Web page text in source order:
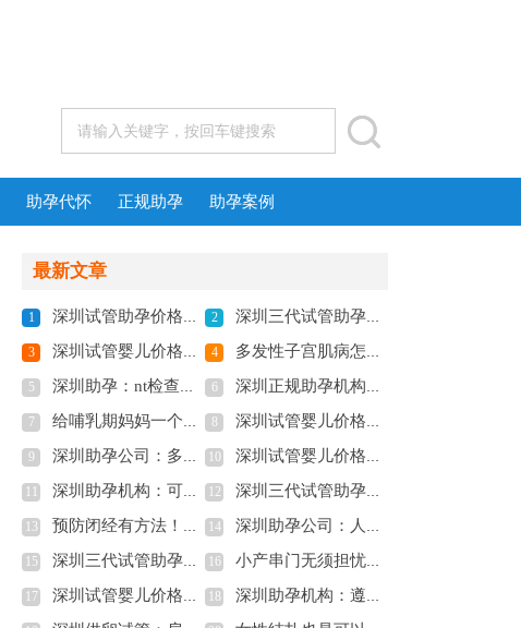
助孕代怀 正规助孕 助孕案例
最新文章
1 深圳试管助孕价格：内膜形态不好对宫腔灌注有影响，会影响到手术效果并非空穴来风 2 深圳三代试管助孕：2023潮州中心医院试管婴儿流程指南，助孕成功率预估
3 深圳试管婴儿价格：2023赣州市妇保院试管婴儿全方位指南，附成功率参考 4 多发性子宫肌病怎么回事？患者应积极接受治疗
5 深圳助孕：nt检查费用一般不到三百，不同医院收费有差异 6 深圳正规助孕机构：顺产快慢与什么因素有关-能不能减轻痛苦-
7 给哺乳期妈妈一个警告：及时补充认真补钙 8 深圳试管婴儿价格：俄罗斯试管婴儿促排前降调是为什么,降调的好处
9 深圳助孕公司：多囊怎么调理才能怀孕，这五个调理多囊的方法不要错过 10 深圳试管婴儿价格：巧囊手术对卵巢伤害较大，稍不注意还可能再复发
深圳助孕机构：可丽蓝验孕周期数有技巧，真假怀孕一测便知！ 12 深圳三代试管助孕中心：妊娠期高血压的症状和表现，看看你中了几个
13 预防闭经有方法！3种偏方不仅调经还养卵巢！ 14 深圳助孕公司：人工授精男方取精用什么方式？不同的人群方式不同
15 深圳三代试管助孕中心：女性多囊卵巢不要拖，严重可致不孕 16 小产串门无须担忧，乃封建迷信的说法
17 深圳试管婴儿价格：孕期出现胎停怎么办，三分钟教会准妈妈避免胎停方法 18 深圳助孕机构：遵义医学院附属医院做供卵双胞胎多少钱，这笔收费清单请查收!